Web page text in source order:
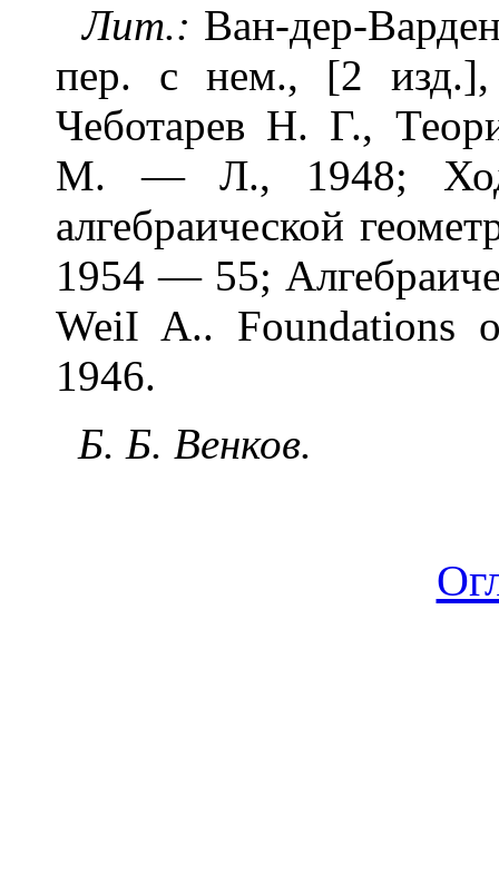
Лит.: Ван-дер-
пер. с нем., [2
Чеботарев Н. Г.,
М. — Л., 1948;
алгебраической
1954 — 55;
WeiI A.. Foundations
1946.
Б. Б. Венков.